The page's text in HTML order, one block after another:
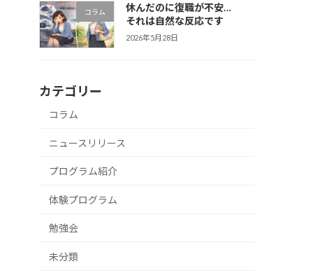
コラム
休んだのに復職が不安…
それは自然な反応です
2026年5月28日
カテゴリー
コラム
ニュースリリース
プログラム紹介
体験プログラム
勉強会
未分類